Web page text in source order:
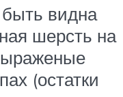
быть видна
шерсть на
(остатки